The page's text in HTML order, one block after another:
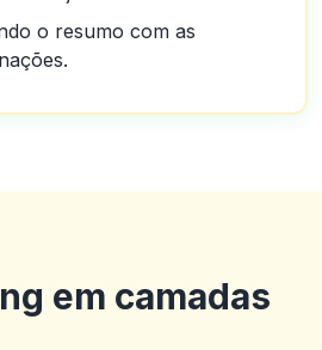
o resumo com as
em camadas